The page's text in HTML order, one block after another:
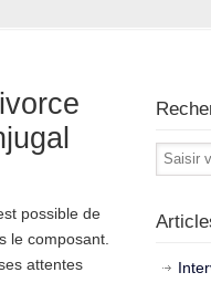
possible de
le composant.
attentes